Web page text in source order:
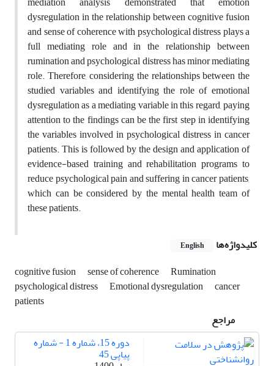
dysregulation in the relationship between cognitive fusion
and sense of coherence with psychological distress plays a
full mediating role and in the relationship between
rumination and psychological distresshasminor mediating
role. Therefore, considering the relationships between the
studied variables and identifying the role of emotional
dysregulation as a mediating variable in this regard, paying
attention to the findings can be the first step in identifying
the variables involved in psychological distress in cancer
patients. This is followed by the design and application of
evidence-based training and rehabilitation programs to
reduce psychological pain and suffering in cancer patients,
which can be considered by the mental health team of
these patients.
کلیدواژه‌ها
English
cognitive fusion sense of coherence
Rumination
psychological distress
Emotional dysregulation
cancer
patients
مراجع
دوره 15، شماره 1 - شماره
پیاپی 45